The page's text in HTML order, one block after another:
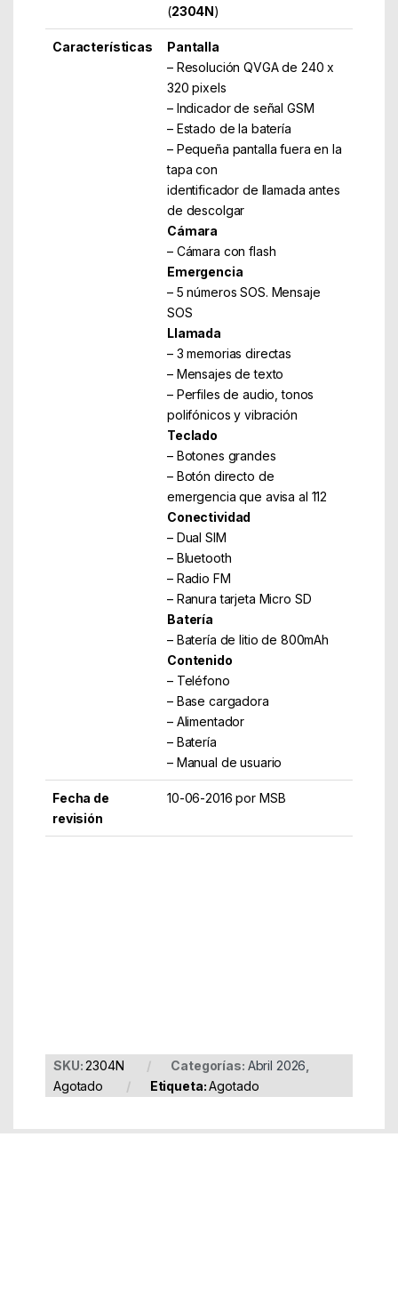
(2304N)
Características
Pantalla
– Resolución QVGA de 240 x
320 pixels
– Indicador de señal GSM
– Estado de la batería
– Pequeña pantalla fuera en la
tapa con
identificador de llamada antes
de descolgar
Cámara
– Cámara con flash
Emergencia
– 5 números SOS. Mensaje
SOS
Llamada
– 3 memorias directas
– Mensajes de texto
– Perfiles de audio, tonos
polifónicos y vibración
Teclado
– Botones grandes
– Botón directo de
emergencia que avisa al 112
Conectividad
– Dual SIM
– Bluetooth
– Radio FM
– Ranura tarjeta Micro SD
Batería
– Batería de litio de 800mAh
Contenido
– Teléfono
– Base cargadora
– Alimentador
– Batería
– Manual de usuario
Fecha de
revisión
10-06-2016 por MSB
SKU:2304N Categorías: Abril 2026
Agotado
Etiqueta:Agotado